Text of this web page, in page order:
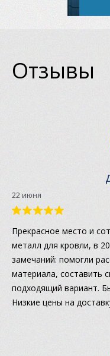
Отзывы
22 июня
Прекрасное место и
металл для кровли, в
замечаний: помогли
материала, составить
подходящий вариант.
Низкие цены на